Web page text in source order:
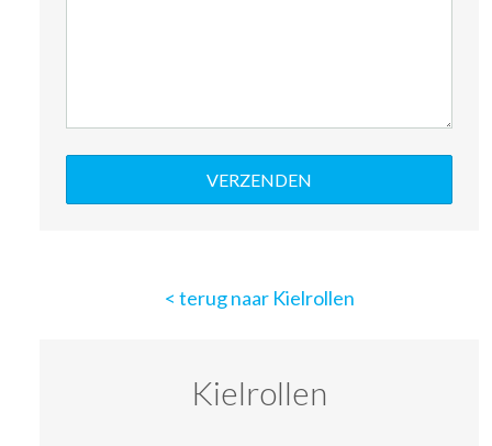
terug naar Kielrollen
Kielrollen